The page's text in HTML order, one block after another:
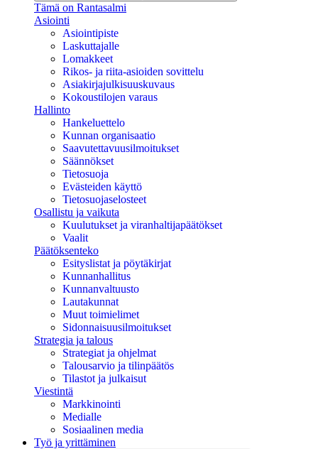
Tämä on Rantasalmi
Asiointi
Asiointipiste
Laskuttajalle
Lomakkeet
Rikos- ja riita-asioiden sovittelu
Asiakirjajulkisuuskuvaus
Kokoustilojen varaus
Hallinto
Hankeluettelo
Kunnan organisaatio
Saavutettavuusilmoitukset
Säännökset
Tietosuoja
Evästeiden käyttö
Tietosuojaselosteet
Osallistu ja vaikuta
Kuulutukset ja viranhaltijapäätökset
Vaalit
Päätöksenteko
Esityslistat ja pöytäkirjat
Kunnanhallitus
Kunnanvaltuusto
Lautakunnat
Muut toimielimet
Sidonnaisuusilmoitukset
Strategia ja talous
Strategiat ja ohjelmat
Talousarvio ja tilinpäätös
Tilastot ja julkaisut
Viestintä
Markkinointi
Medialle
Sosiaalinen media
Työ ja yrittäminen